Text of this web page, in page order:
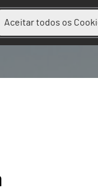
Aceitar todos os
Planear